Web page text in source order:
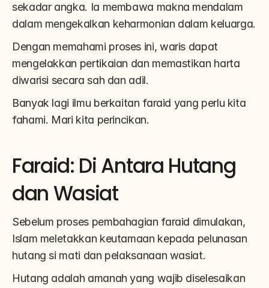
sekadar angka. Ia membawa makna mendalam
dalam mengekalkan keharmonian dalam keluarga.
Dengan memahami proses ini, waris dapat
mengelakkan pertikaian dan memastikan harta
diwarisi secara sah dan adil.
Banyak lagi ilmu berkaitan faraid yang perlu kita
fahami. Mari kita perincikan.
Faraid: Di Antara Hutang
dan Wasiat
Sebelum proses pembahagian faraid dimulakan,
Islam meletakkan keutamaan kepada pelunasan
hutang si mati dan pelaksanaan wasiat.
Hutang adalah amanah yang wajib diselesaikan